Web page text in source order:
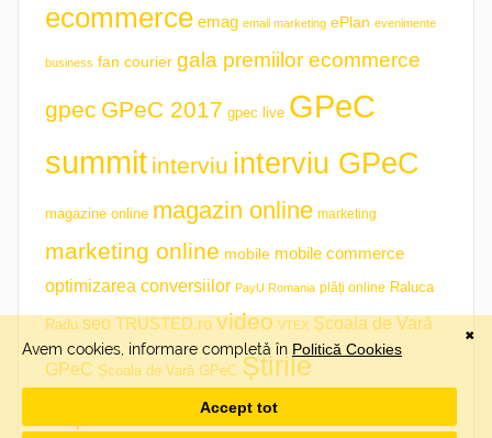
ecommerce emag email marketing ePlan evenimente
business fan courier gala premiilor ecommerce
gpec GPeC 2017 gpec live GPeC
summit interviu interviu GPeC
magazine online magazin online marketing
marketing online mobile mobile commerce
optimizarea conversiilor PayU Romania plăți online Raluca
Radu seo TRUSTED.ro video VTEX Școala de Vară
GPeC Școala de Vară GPeC Știrile